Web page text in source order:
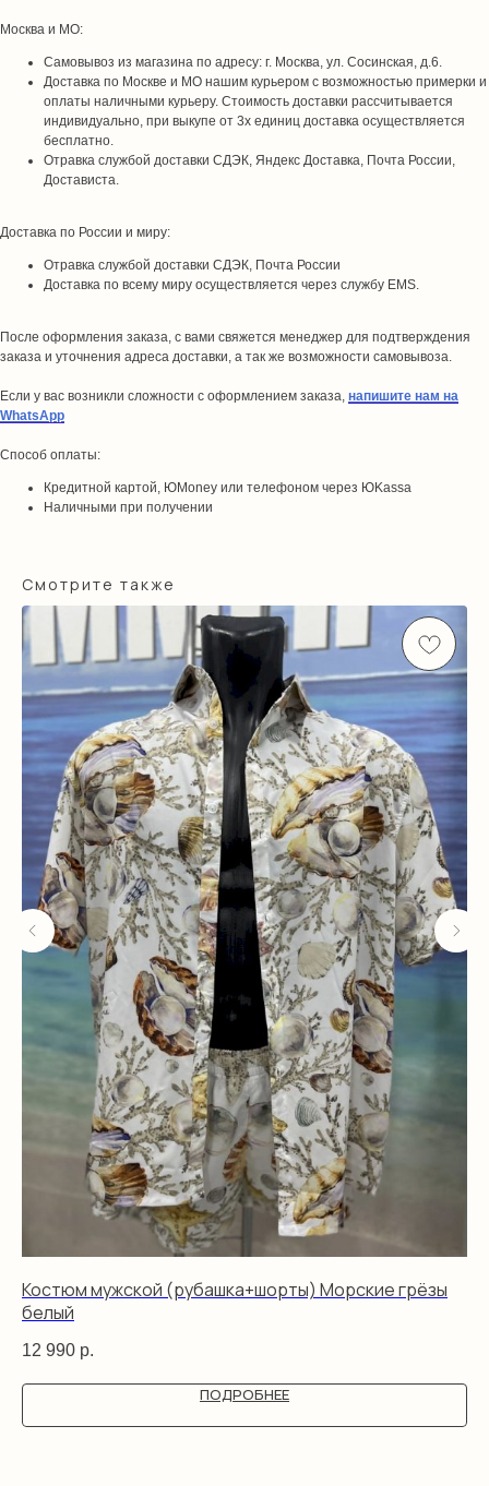
Москва и МО:
Самовывоз из магазина по адресу: г. Москва, ул. Сосинская, д.6.
Доставка по Москве и МО нашим курьером с возможностью примерки и
оплаты наличными курьеру. Стоимость доставки рассчитывается
индивидуально, при выкупе от 3х единиц доставка осуществляется
бесплатно.
Отравка службой доставки СДЭК, Яндекс Доставка, Почта России,
Достависта.
Доставка по России и миру:
Отравка службой доставки СДЭК, Почта России
Доставка по всему миру осуществляется через службу EMS.
После оформления заказа, с вами свяжется менеджер для подтверждения
заказа и уточнения адреса доставки, а так же возможности самовывоза.
Если у вас возникли сложности с оформлением заказа, напишите нам на
WhatsApp
Способ оплаты:
Кредитной картой, ЮMoney или телефоном через ЮKassa
Наличными при получении
Смотрите также
Костюм мужской (рубашка+шорты) Морские грёзы
белый
12 990 р.
ПОДРОБНЕЕ